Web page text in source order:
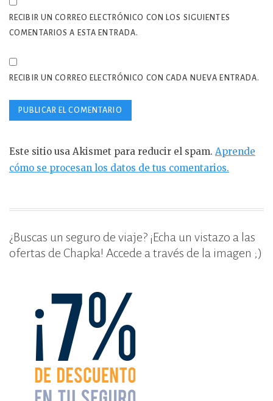
RECIBIR UN CORREO ELECTRÓNICO CON LOS SIGUIENTES
COMENTARIOS A ESTA ENTRADA.
RECIBIR UN CORREO ELECTRÓNICO CON CADA NUEVA ENTRADA.
Este sitio usa Akismet para reducir el spam. Aprende
cómo se procesan los datos de tus comentarios.
¿Buscas un seguro de viaje? ¡Echa un vistazo a las
ofertas de Chapka! Accede a través de la imagen ;)